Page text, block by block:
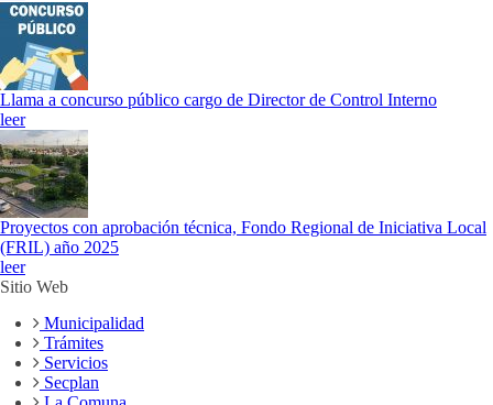
Llama a concurso público cargo de Director de Control Interno
leer
Proyectos con aprobación técnica, Fondo Regional de Iniciativa Local
(FRIL) año 2025
leer
Sitio Web
Municipalidad
Trámites
Servicios
Secplan